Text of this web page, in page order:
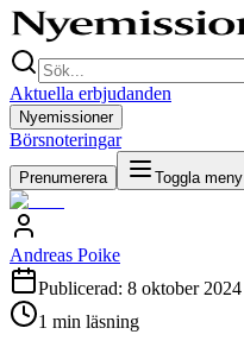
Aktuella erbjudanden
Nyemissioner
Börsnoteringar
Prenumerera Toggla meny
Andreas Poike
Publicerad: 8 oktober 2024
1 min läsning